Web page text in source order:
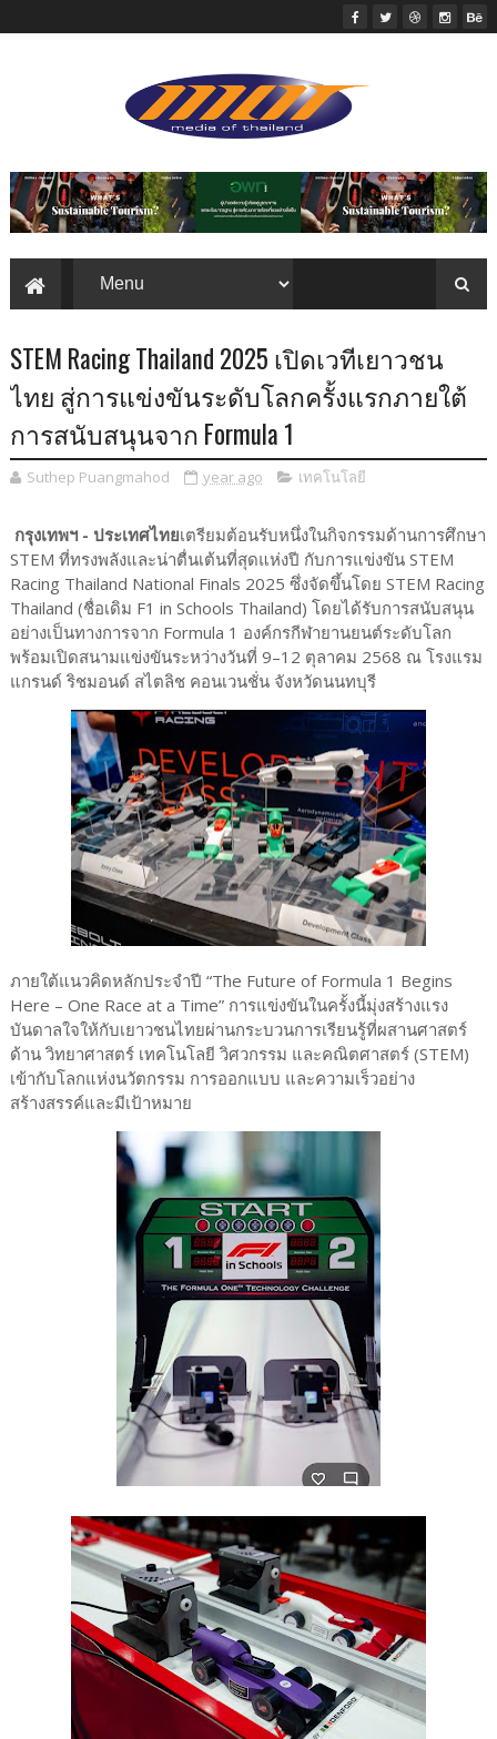
STEM Racing Thailand 2025 เปิดเวทีเยาวชน
ไทย สู่การแข่งขันระดับโลกครั้งแรกภายใต้
การสนับสนุนจาก Formula 1
Suthep Puangmahod year ago เทคโนโลยี
กรุงเทพฯ - ประเทศไทยเตรียมต้อนรับหนึ่งในกิจกรรมด้านการศึกษา
STEM ที่ทรงพลังและน่าตื่นเต้นที่สุดแห่งปี กับการแข่งขัน STEM
Racing Thailand National Finals 2025 ซึ่งจัดขึ้นโดย STEM Racing
Thailand (ชื่อเดิม F1 in Schools Thailand) โดยได้รับการสนับสนุน
อย่างเป็นทางการจาก Formula 1 องค์กรกีฬายานยนต์ระดับโลก
พร้อมเปิดสนามแข่งขันระหว่างวันที่ 9–12 ตุลาคม 2568 ณ โรงแรม
แกรนด์ ริชมอนด์ สไตลิช คอนเวนชั่น จังหวัดนนทบุรี
ภายใต้แนวคิดหลักประจำปี “The Future of Formula 1 Begins
Here – One Race at a Time” การแข่งขันในครั้งนี้มุ่งสร้างแรง
บันดาลใจให้กับเยาวชนไทยผ่านกระบวนการเรียนรู้ที่ผสานศาสตร์
ด้าน วิทยาศาสตร์ เทคโนโลยี วิศวกรรม และคณิตศาสตร์ (STEM)
เข้ากับโลกแห่งนวัตกรรม การออกแบบ และความเร็วอย่าง
สร้างสรรค์และมีเป้าหมาย